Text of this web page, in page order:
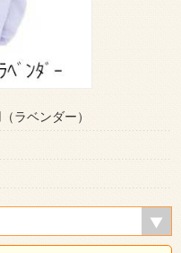
ラベンダー）